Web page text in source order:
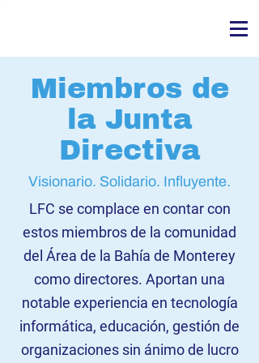
Miembros de
la Junta
Directiva
Visionario. Solidario. Influyente.
LFC se complace en contar con
estos miembros de la comunidad
del Área de la Bahía de Monterey
como directores. Aportan una
notable experiencia en tecnología
informática, educación, gestión de
organizaciones sin ánimo de lucro